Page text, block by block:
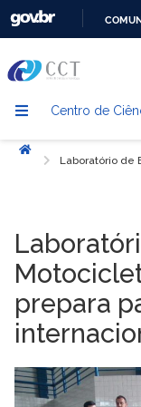
Centro de
Início
Laboratório de
prepara